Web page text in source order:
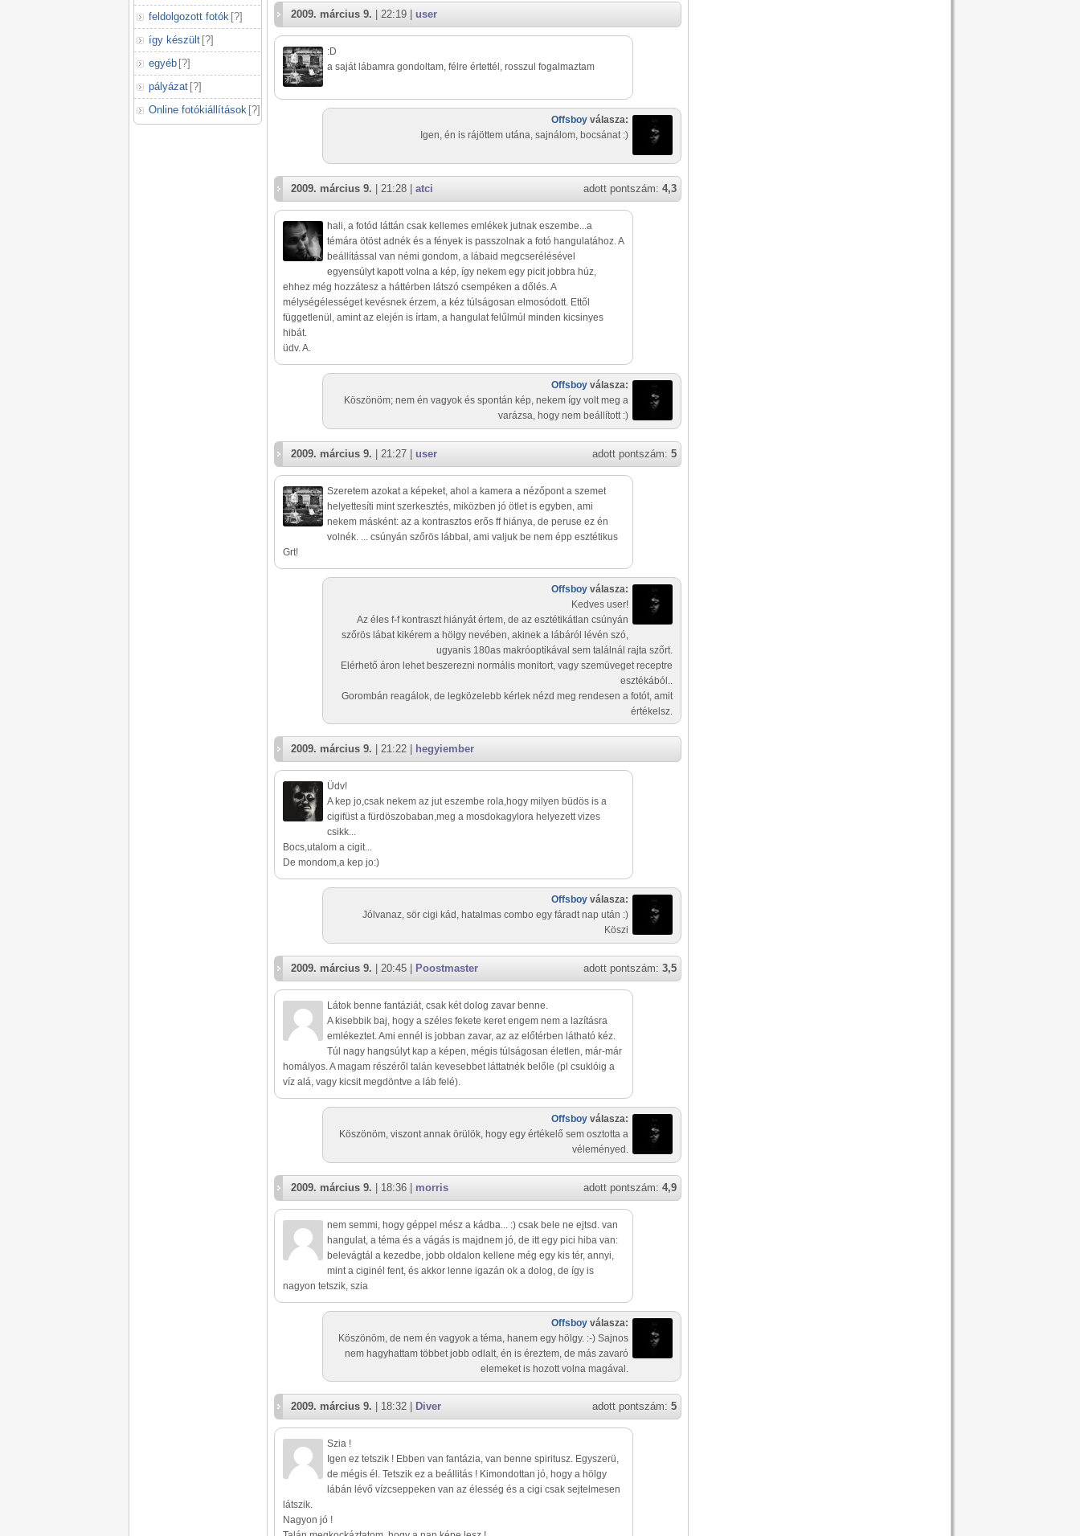
feldolgozott fotók [?]
így készült [?]
egyéb [?]
pályázat [?]
Online fotókiállítások [?]
2009. március 9. | 22:19 | user
:D
a saját lábamra gondoltam, félre értettél, rosszul fogalmaztam
Offsboy válasza:
Igen, én is rájöttem utána, sajnálom, bocsánat :)
adott pontszám: 4,3
2009. március 9. | 21:28 | atci
hali, a fotód láttán csak kellemes emlékek jutnak eszembe...a
témára ötöst adnék és a fények is passzolnak a fotó hangulatához. A
beállítással van némi gondom, a lábaid megcserélésével
egyensúlyt kapott volna a kép, így nekem egy picit jobbra húz,
ehhez még hozzátesz a háttérben látszó csempéken a dőlés. A
mélységélességet kevésnek érzem, a kéz túlságosan elmosódott. Ettől
függetlenül, amint az elején is írtam, a hangulat felűlmúl minden kicsinyes
hibát.
üdv. A.
Offsboy válasza:
Köszönöm; nem én vagyok és spontán kép, nekem így volt meg a
varázsa, hogy nem beállított :)
adott pontszám: 5
2009. március 9. | 21:27 | user
Szeretem azokat a képeket, ahol a kamera a nézőpont a szemet
helyettesíti mint szerkesztés, miközben jó ötlet is egyben, ami
nekem másként: az a kontrasztos erős ff hiánya, de peruse ez én
volnék. ... csúnyán szőrös lábbal, ami valjuk be nem épp esztétikus
Grt!
Offsboy válasza:
Kedves user!
Az éles f-f kontraszt hiányát értem, de az esztétikátlan csúnyán
szőrös lábat kikérem a hölgy nevében, akinek a lábáról lévén szó,
ugyanis 180as makróoptikával sem találnál rajta szőrt.
Elérhető áron lehet beszerezni normális monitort, vagy szemüveget receptre
esztékából..
Gorombán reagálok, de legközelebb kérlek nézd meg rendesen a fotót, amit
értékelsz.
2009. március 9. | 21:22 | hegyiember
Üdv!
A kep jo,csak nekem az jut eszembe rola,hogy milyen büdös is a
cigifüst a fürdöszobaban,meg a mosdokagylora helyezett vizes
csikk...
Bocs,utalom a cigit...
De mondom,a kep jo:)
Offsboy válasza:
Jólvanaz, sör cigi kád, hatalmas combo egy fáradt nap után :)
Köszi
adott pontszám: 3,5
2009. március 9. | 20:45 | Poostmaster
Látok benne fantáziát, csak két dolog zavar benne.
A kisebbik baj, hogy a széles fekete keret engem nem a lazításra
emlékeztet. Ami ennél is jobban zavar, az az előtérben látható kéz.
Túl nagy hangsúlyt kap a képen, mégis túlságosan életlen, már-már
homályos. A magam részéről talán kevesebbet láttatnék belőle (pl csuklóig a
víz alá, vagy kicsit megdöntve a láb felé).
Offsboy válasza:
Köszönöm, viszont annak örülök, hogy egy értékelő sem osztotta a
véleményed.
adott pontszám: 4,9
2009. március 9. | 18:36 | morris
nem semmi, hogy géppel mész a kádba... :) csak bele ne ejtsd. van
hangulat, a téma és a vágás is majdnem jó, de itt egy pici hiba van:
belevágtál a kezedbe, jobb oldalon kellene még egy kis tér, annyi,
mint a ciginél fent, és akkor lenne igazán ok a dolog, de így is
nagyon tetszik, szia
Offsboy válasza:
Köszönöm, de nem én vagyok a téma, hanem egy hölgy. :-) Sajnos
nem hagyhattam többet jobb odlalt, én is éreztem, de más zavaró
elemeket is hozott volna magával.
adott pontszám: 5
2009. március 9. | 18:32 | Diver
Szia !
Igen ez tetszik ! Ebben van fantázia, van benne spiritusz. Egyszerü,
de mégis él. Tetszik ez a beállitás ! Kimondottan jó, hogy a hölgy
lábán lévő vízcseppeken van az élesség és a cigi csak sejtelmesen
látszik.
Nagyon jó !